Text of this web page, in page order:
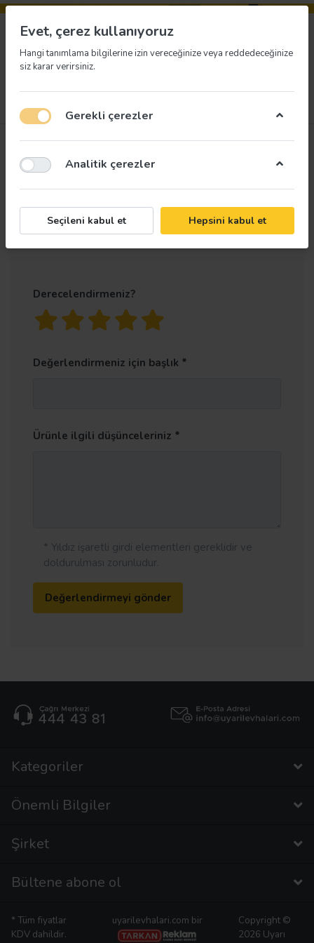
değerlendirmeleri
Yalnızca kayıtlı kullanıcılar değerlendirme
yapabilir
Derecelendirmeniz?
Değerlendirmeniz için başlık
Ürünle ilgili düşünceleriniz
* Yıldız işaretli girdi elementleri gereklidir ve
doldurulması zorunludur.
Değerlendirmeyi gönder
Kategoriler
Önemli Bilgiler
Şirket
Bültene abone ol
* Tüm fiyatlar
KDV dahildir.
uyarilevhalari.com bir
Copyright ©
2026 Uyarı
Evet, çerez kullanıyoruz
Hangi tanımlama bilgilerine izin vereceğinize veya reddedeceğinize
siz karar verirsiniz.
Gerekli çerezler
Analitik çerezler
Seçileni kabul et Hepsini kabul et